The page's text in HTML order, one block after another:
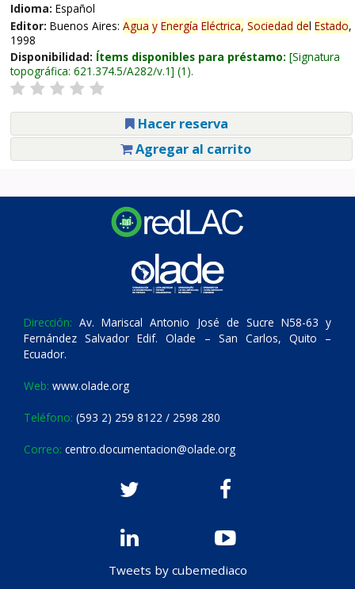
Idioma: Español
Editor: Buenos Aires: Agua y Energía Eléctrica, Sociedad del Estado,
1998
Disponibilidad: Ítems disponibles para préstamo: Signatura
topográfica: 621.374.5/A282/v.1 (1).
Hacer reserva
Agregar al carrito
Dirección: Av. Mariscal Antonio José de Sucre N58-63 y
Fernández Salvador Edif. Olade – San Carlos, Quito –
Ecuador.
Web: www.olade.org
Teléfono: (593 2) 259 8122 / 2598 280
Correo: centro.documentacion@olade.org
Tweets by cubemediaco